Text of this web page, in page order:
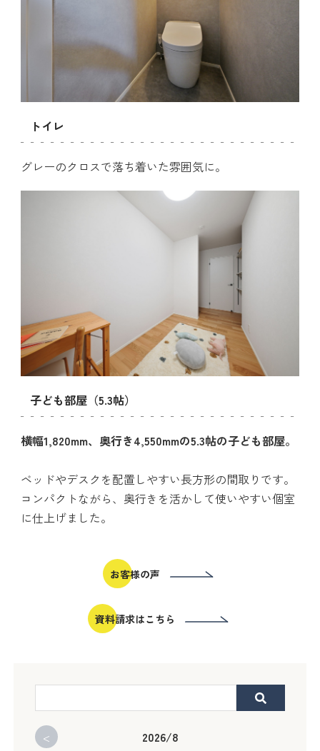
トイレ
グレーのクロスで落ち着いた雰囲気に。
子ども部屋（5.3帖）
横幅1,820mm、奥行き4,550mmの5.3帖の子ども部屋。
ベッドやデスクを配置しやすい長方形の間取りです。
コンパクトながら、奥行きを活かして使いやすい個室
に仕上げました。
お客様の声
資料請求はこちら
<
2026/8